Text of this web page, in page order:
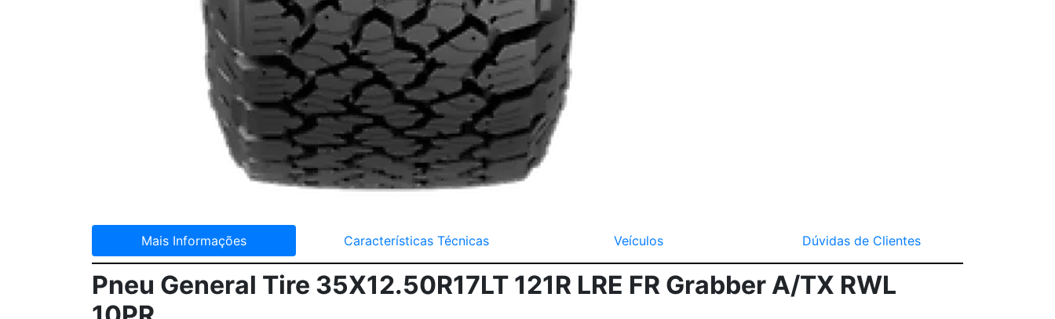
Mais Informações Características Técnicas Veículos Dúvidas de Clientes
Pneu General Tire 35X12.50R17LT 121R LRE FR Grabber A/TX RWL